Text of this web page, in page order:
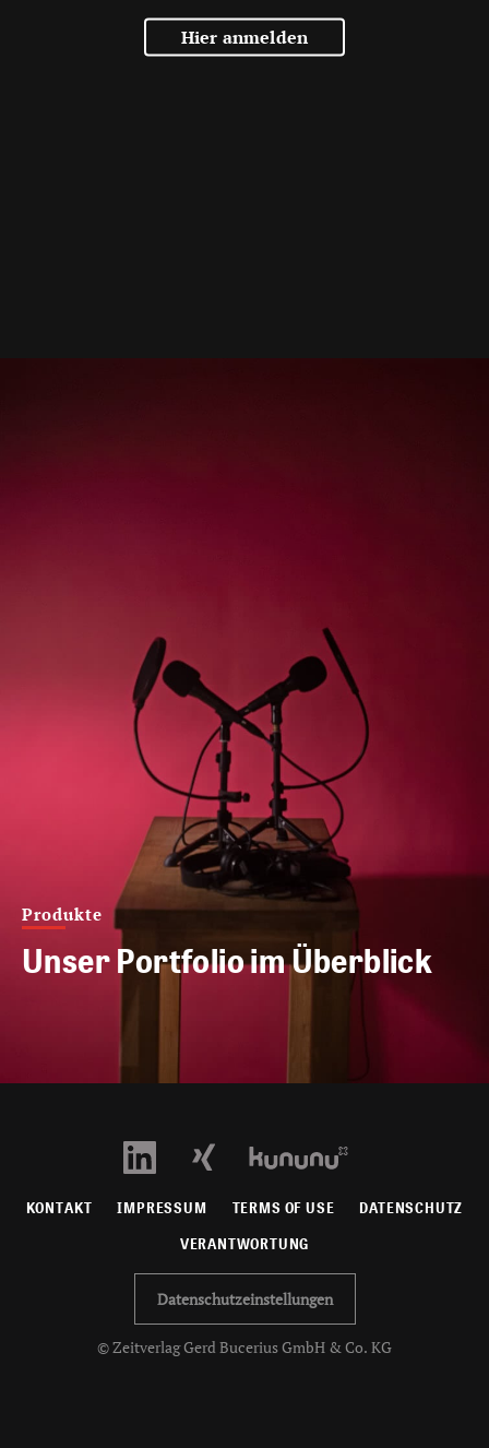
Hier anmelden
Produkte
Unser Portfolio im Überblick
KONTAKT IMPRESSUM TERMS OF USE DATENSCHUTZ
VERANTWORTUNG
Datenschutzeinstellungen
© Zeitverlag Gerd Bucerius GmbH & Co. KG